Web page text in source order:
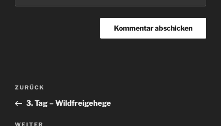
Beitragsnavigation
Vorheriger
Beitrag
ZURÜCK
3. Tag – Wildfreigehege